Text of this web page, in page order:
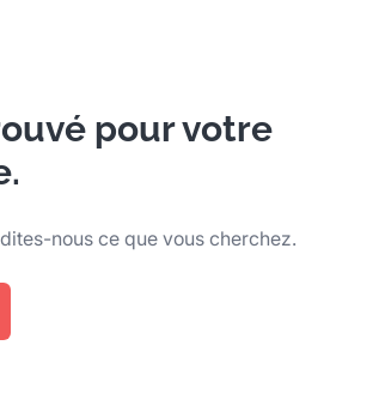
pour votre
nous ce que vous cherchez.